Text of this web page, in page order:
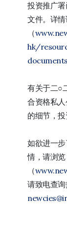
投资推广
文件。详
（
hk/
documents
有关于二○
合资格私
的细节，投
如欲进一
情，请浏
（
请致电查